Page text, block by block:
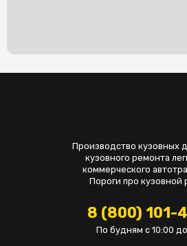
Производство кузовных
кузовного ремонта
коммерческого
Пороги про кузовной
8 (800) 101-
По будням с 10:00